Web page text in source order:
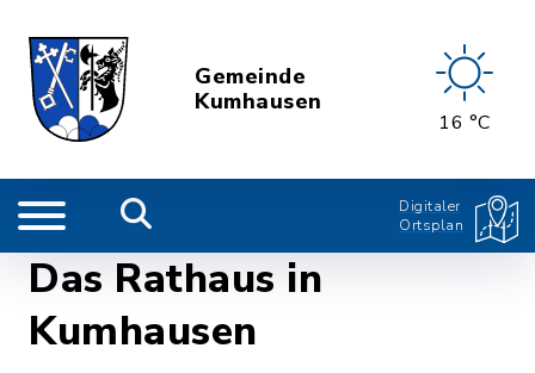
Gemeinde
Kumhausen
16 °C
Digitaler
Ortsplan
Das Rathaus in
Kumhausen